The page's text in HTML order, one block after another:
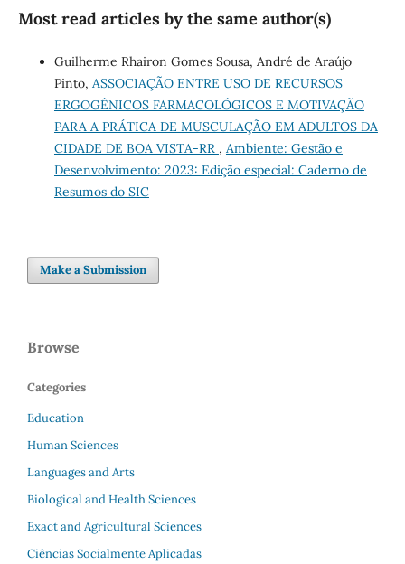
Most read articles by the same author(s)
Guilherme Rhairon Gomes Sousa, André de Araújo
Pinto, ASSOCIAÇÃO ENTRE USO DE RECURSOS
ERGOGÊNICOS FARMACOLÓGICOS E MOTIVAÇÃO
PARA A PRÁTICA DE MUSCULAÇÃO EM ADULTOS DA
CIDADE DE BOA VISTA-RR , Ambiente: Gestão e
Desenvolvimento: 2023: Edição especial: Caderno de
Resumos do SIC
Make a Submission
Browse
Categories
Education
Human Sciences
Languages and Arts
Biological and Health Sciences
Exact and Agricultural Sciences
Ciências Socialmente Aplicadas